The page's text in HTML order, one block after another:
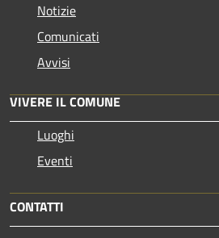
Notizie
Comunicati
Avvisi
VIVERE IL COMUNE
Luoghi
Eventi
CONTATTI